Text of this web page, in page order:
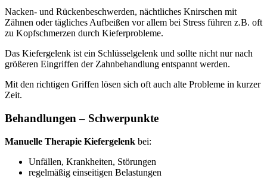
Nacken- und Rückenbeschwerden, nächtliches Knirschen mit
Zähnen oder tägliches Aufbeißen vor allem bei Stress führen z.B. oft
zu Kopfschmerzen durch Kieferprobleme.
Das Kiefergelenk ist ein Schlüsselgelenk und sollte nicht nur nach
größeren Eingriffen der Zahnbehandlung entspannt werden.
Mit den richtigen Griffen lösen sich oft auch alte Probleme in kurzer
Zeit.
Behandlungen – Schwerpunkte
Manuelle Therapie Kiefergelenk bei:
Unfällen, Krankheiten, Störungen
regelmäßig einseitigen Belastungen